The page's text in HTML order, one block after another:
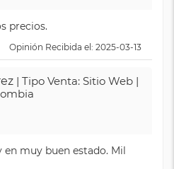
precios.
Opinión Recibida el: 2025-03-13
| Tipo Venta: Sitio Web |
muy buen estado. Mil